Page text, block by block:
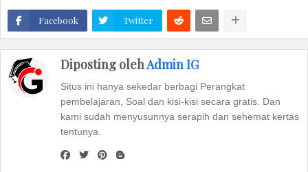
Facebook Twitter
Diposting olehAdmin IG
Situs ini hanya sekedar berbagi Perangkat
pembelajaran, Soal dan kisi-kisi secara gratis. Dan
kami sudah menyusunnya serapih dan sehemat kertas
tentunya.